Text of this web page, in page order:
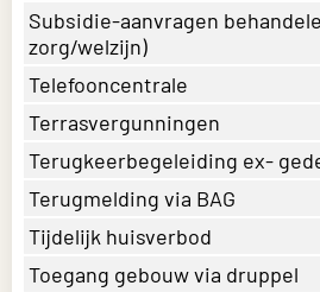
Subsidie-aanvragen
zorg/welzijn)
Telefooncentrale
Terrasvergunningen
Terugkeerbegeleiding ex-
Terugmelding via BAG
Tijdelijk huisverbod
Toegang gebouw via druppel